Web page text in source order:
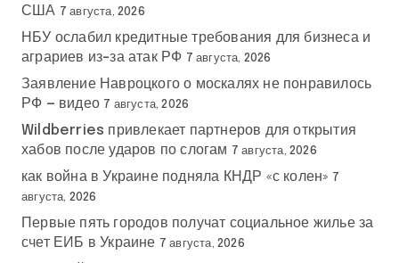
США 7 августа, 2026
НБУ ослабил кредитные требования для бизнеса и
аграриев из-за атак РФ 7 августа, 2026
Заявление Навроцкого о москалях не понравилось
РФ — видео 7 августа, 2026
Wildberries привлекает партнеров для открытия
хабов после ударов по слогам 7 августа, 2026
как война в Украине подняла КНДР «с колен» 7
августа, 2026
Первые пять городов получат социальное жилье за
счет ЕИБ в Украине 7 августа, 2026